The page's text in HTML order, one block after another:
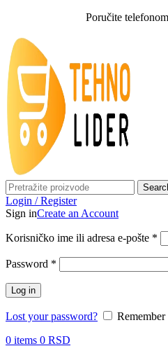
Poručite telefonom
Login / Register
Sign inCreate an Account
Korisničko ime ili adresa e-pošte *
Password *
Log in
Lost your password?
Remember
0 items 0 RSD